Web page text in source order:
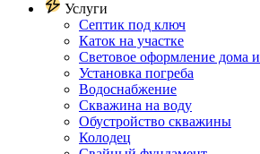
Услуги
Септик под ключ
Каток на участке
Световое оформление дома и
Установка погреба
Водоснабжение
Скважина на воду
Обустройство скважины
Колодец